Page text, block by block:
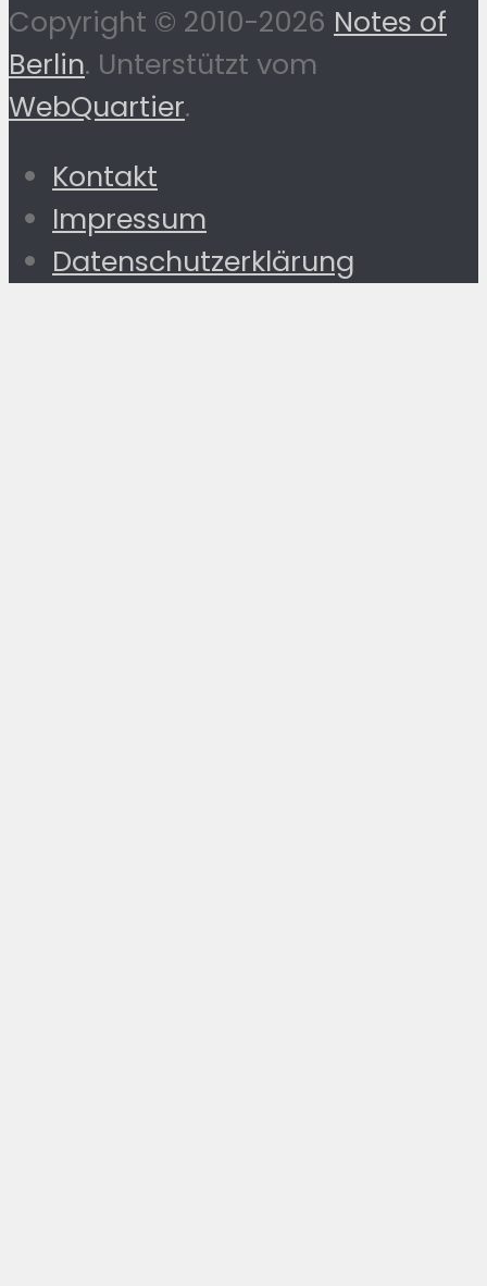
Copyright © 2010-2026 Notes of
Berlin. Unterstützt vom
WebQuartier.
Kontakt
Impressum
Datenschutzerklärung